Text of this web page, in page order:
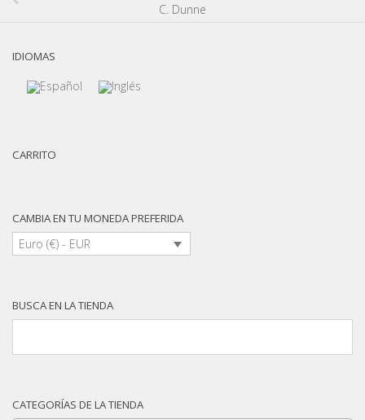
C. Dunne
IDIOMAS
CARRITO
CAMBIA EN TU MONEDA PREFERIDA
Euro (€) - EUR
BUSCA EN LA TIENDA
CATEGORÍAS DE LA TIENDA